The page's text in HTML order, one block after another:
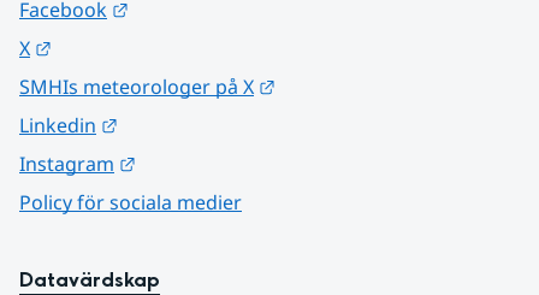
Facebook
X
SMHIs meteorologer på X
Linkedin
Instagram
Policy för sociala medier
Datavärdskap